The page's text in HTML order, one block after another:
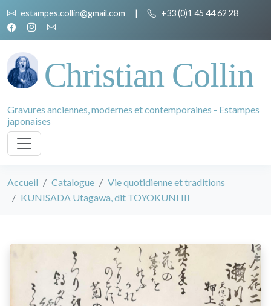
estampes.collin@gmail.com | +33 (0)1 45 44 62 28
Christian Collin
Gravures anciennes, modernes et contemporaines - Estampes
japonaises
Accueil Catalogue
Vie quotidienne et traditions
KUNISADA Utagawa, dit TOYOKUNI III